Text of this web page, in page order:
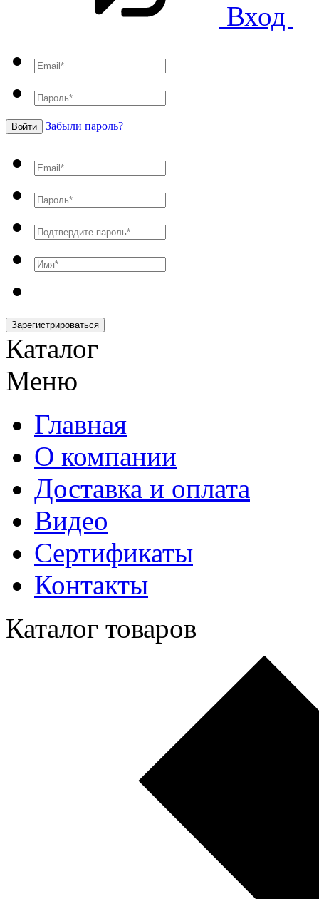
Вход
Войти Забыли пароль?
Зарегистрироваться
Каталог
Меню
Главная
О компании
Доставка и оплата
Видео
Сертификаты
Контакты
Каталог товаров